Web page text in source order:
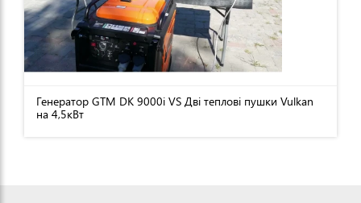
Генератор GTM DK 9000i VS Дві теплові пушки Vulkan
на 4,5кВт